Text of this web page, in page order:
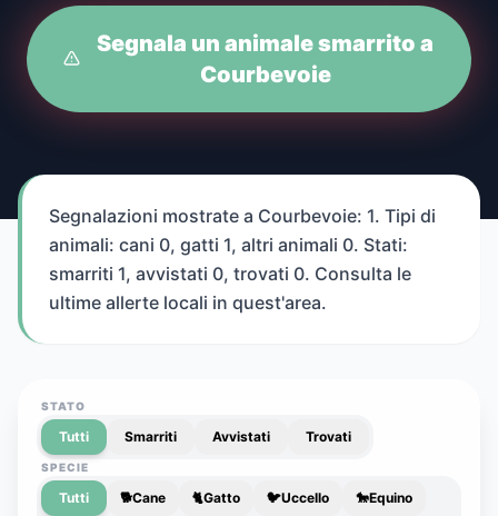
Segnala un animale smarrito a
Courbevoie
Segnalazioni mostrate a Courbevoie: 1. Tipi di
animali: cani 0, gatti 1, altri animali 0. Stati:
smarriti 1, avvistati 0, trovati 0. Consulta le
ultime allerte locali in quest'area.
STATO
Tutti Smarriti Avvistati Trovati
SPECIE
Tutti 🐕Cane 🐈Gatto 🐦Uccello 🐎Equino